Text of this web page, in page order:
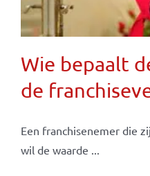
Wie bepaalt
de
Een franchisenemer die
wil de waarde ...